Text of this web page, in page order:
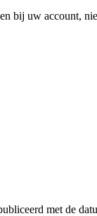
bij uw account,
met de